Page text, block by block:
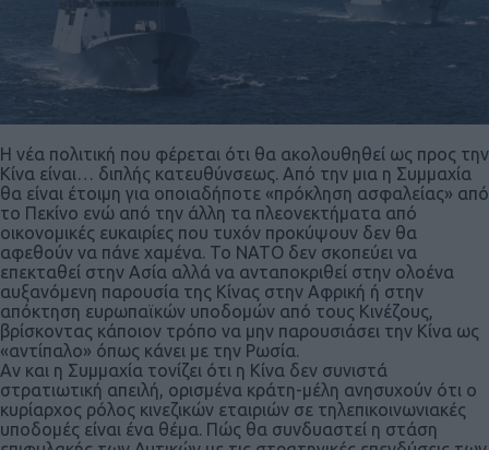
Η νέα πολιτική που φέρεται ότι θα ακολουθηθεί ως προς την
Κίνα είναι… διπλής κατευθύνσεως. Από την μια η Συμμαχία
θα είναι έτοιμη για οποιαδήποτε «πρόκληση ασφαλείας» από
το Πεκίνο ενώ από την άλλη τα πλεονεκτήματα από
οικονομικές ευκαιρίες που τυχόν προκύψουν δεν θα
αφεθούν να πάνε χαμένα. Το ΝΑΤΟ δεν σκοπεύει να
επεκταθεί στην Ασία αλλά να ανταποκριθεί στην ολοένα
αυξανόμενη παρουσία της Κίνας στην Αφρική ή στην
απόκτηση ευρωπαϊκών υποδομών από τους Κινέζους,
βρίσκοντας κάποιον τρόπο να μην παρουσιάσει την Κίνα ως
«αντίπαλο» όπως κάνει με την Ρωσία.
Αν και η Συμμαχία τονίζει ότι η Κίνα δεν συνιστά
στρατιωτική απειλή, ορισμένα κράτη-μέλη ανησυχούν ότι ο
κυρίαρχος ρόλος κινεζικών εταιριών σε τηλεπικοινωνιακές
υποδομές είναι ένα θέμα. Πώς θα συνδυαστεί η στάση